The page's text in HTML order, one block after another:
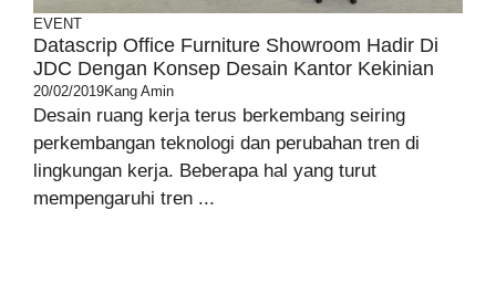
EVENT
Datascrip Office Furniture Showroom Hadir Di
JDC Dengan Konsep Desain Kantor Kekinian
20/02/2019Kang Amin
Desain ruang kerja terus berkembang seiring
perkembangan teknologi dan perubahan tren di
lingkungan kerja. Beberapa hal yang turut
mempengaruhi tren ...